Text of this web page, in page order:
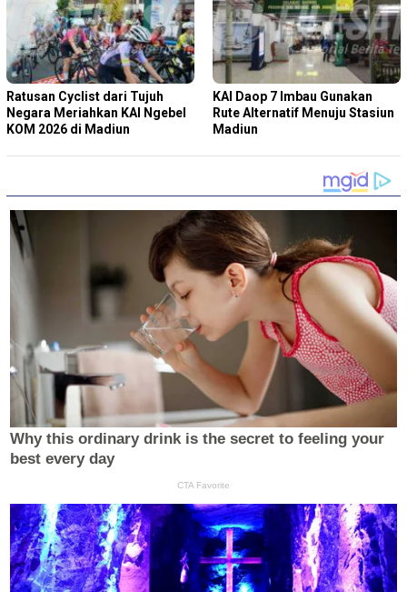
Ratusan Cyclist dari Tujuh
Negara Meriahkan KAI Ngebel
KOM 2026 di Madiun
KAI Daop 7 Imbau Gunakan
Rute Alternatif Menuju Stasiun
Madiun